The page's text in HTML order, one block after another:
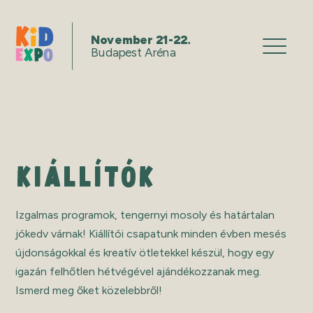
November 21-22.
Budapest Aréna
KIÁLLÍTÓK
Izgalmas programok, tengernyi mosoly és határtalan
jókedv várnak! Kiállítói csapatunk minden évben mesés
újdonságokkal és kreatív ötletekkel készül, hogy egy
igazán felhőtlen hétvégével ajándékozzanak meg.
Ismerd meg őket közelebbről!